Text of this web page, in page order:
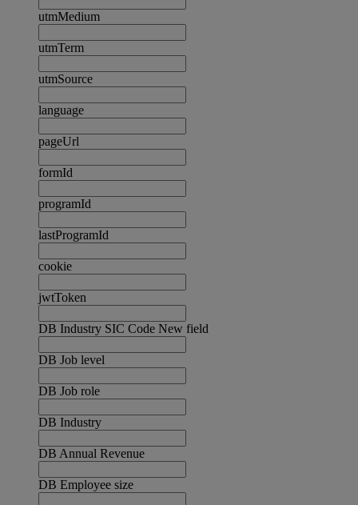
utmMedium
utmTerm
utmSource
language
pageUrl
formId
programId
lastProgramId
cookie
jwtToken
DB Industry SIC Code New field
DB Job level
DB Job role
DB Industry
DB Annual Revenue
DB Employee size